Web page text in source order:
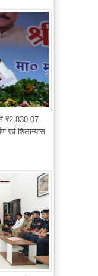
₹2,830.07
एवं शिलान्यास